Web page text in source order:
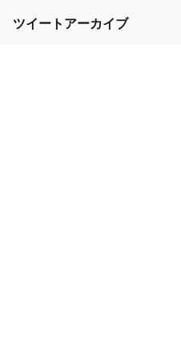
ツイートアーカイブ